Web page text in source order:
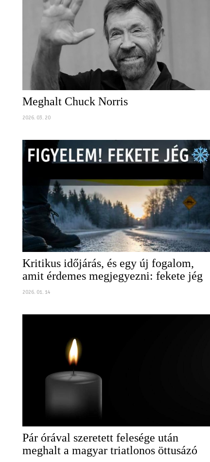
Meghalt Chuck Norris
2026. 03. 20
Kritikus időjárás, és egy új fogalom,
amit érdemes megjegyezni: fekete jég
2026. 01. 14
Pár órával szeretett felesége után
meghalt a magyar triatlonos öttusázó